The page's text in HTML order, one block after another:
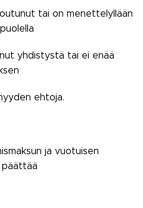
tai on menettelyllään
yhdistystä tai ei enää
ehtoja.
ja vuotuisen
päättää